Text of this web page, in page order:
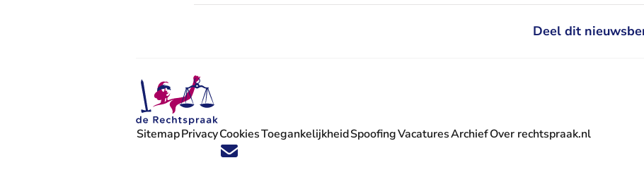
Deel dit
Volg ons op X (Twitter) - U verlaat Rechtspraak.nl
Volg ons op Facebook - U verlaat Rechtspraak.nl
Volg ons op Instagram - U verlaat Rechtspraak.nl
Volg ons op Youtube - U verlaat Rechtspraak.nl
Volg ons op LinkedIn - U verlaat Rechtspraak.nl
'Blijf op de hoogte' nieuwsbrief - U verlaat Rechtspraak.nl
SitemapPrivacyCookiesToegankelijkheidSpoofingVacatures
- U verlaat Rechtspraak.nl
ArchiefOver rechtspraak.nl